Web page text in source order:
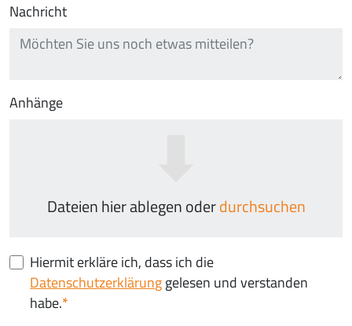
Nachricht
Anhänge
Dateien hier ablegen oderdurchsuchen
Hiermit erkläre ich, dass ich die
Datenschutzerklärunggelesen und verstanden
habe.